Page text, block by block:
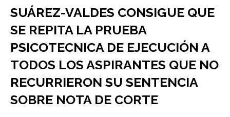
SUÁREZ-VALDES CONSIGUE QUE
SE REPITA LA PRUEBA
PSICOTECNICA DE EJECUCIÓN A
TODOS LOS ASPIRANTES QUE NO
RECURRIERON SU SENTENCIA
SOBRE NOTA DE CORTE